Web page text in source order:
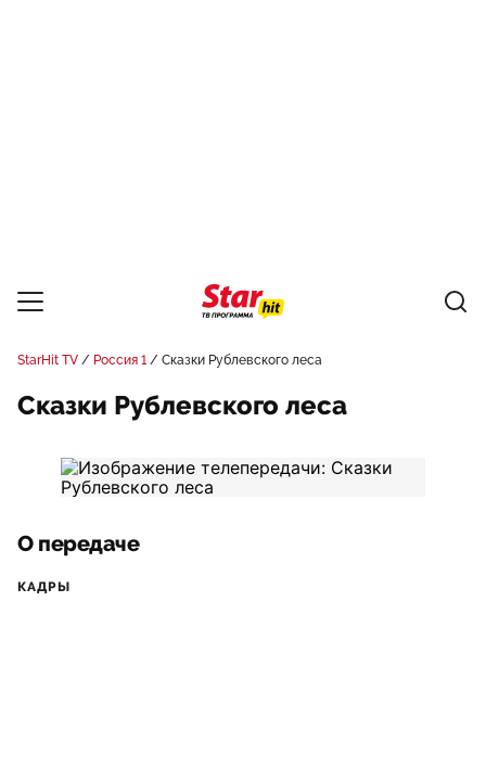
StarHit TV Россия 1 Сказки Рублевского леса
Сказки Рублевского леса
О передаче
КАДРЫ